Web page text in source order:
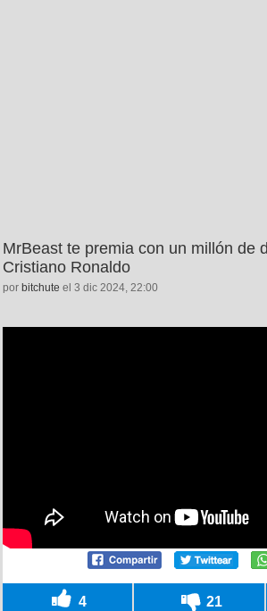
MrBeast te premia con un millón de
Cristiano Ronaldo
por bitchute el 3 dic 2024, 22:00
4 21